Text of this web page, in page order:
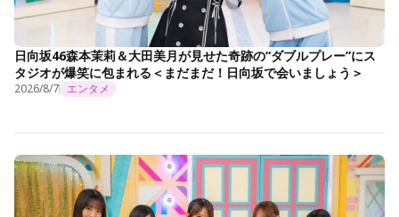
日向坂46森本茉莉＆大田美月が見せた奇跡の“ダブルプレー”にス
タジオが爆笑に包まれる＜まだまだ！日向坂で会いましょう＞
2026/8/7 エンタメ